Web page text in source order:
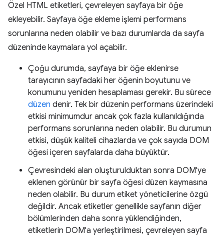
Özel HTML etiketleri, çevreleyen sayfaya bir öğe
ekleyebilir. Sayfaya öğe ekleme işlemi performans
sorunlarına neden olabilir ve bazı durumlarda da sayfa
düzeninde kaymalara yol açabilir.
Çoğu durumda, sayfaya bir öğe eklenirse
tarayıcının sayfadaki her öğenin boyutunu ve
konumunu yeniden hesaplaması gerekir. Bu sürece
düzen denir. Tek bir düzenin performans üzerindeki
etkisi minimumdur ancak çok fazla kullanıldığında
performans sorunlarına neden olabilir. Bu durumun
etkisi, düşük kaliteli cihazlarda ve çok sayıda DOM
öğesi içeren sayfalarda daha büyüktür.
Çevresindeki alan oluşturulduktan sonra DOM'ye
eklenen görünür bir sayfa öğesi düzen kaymasına
neden olabilir. Bu durum etiket yöneticilerine özgü
değildir. Ancak etiketler genellikle sayfanın diğer
bölümlerinden daha sonra yüklendiğinden,
etiketlerin DOM'a yerleştirilmesi, çevreleyen sayfa